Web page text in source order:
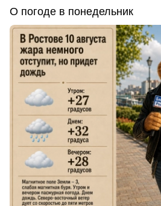
О погоде в понедельник